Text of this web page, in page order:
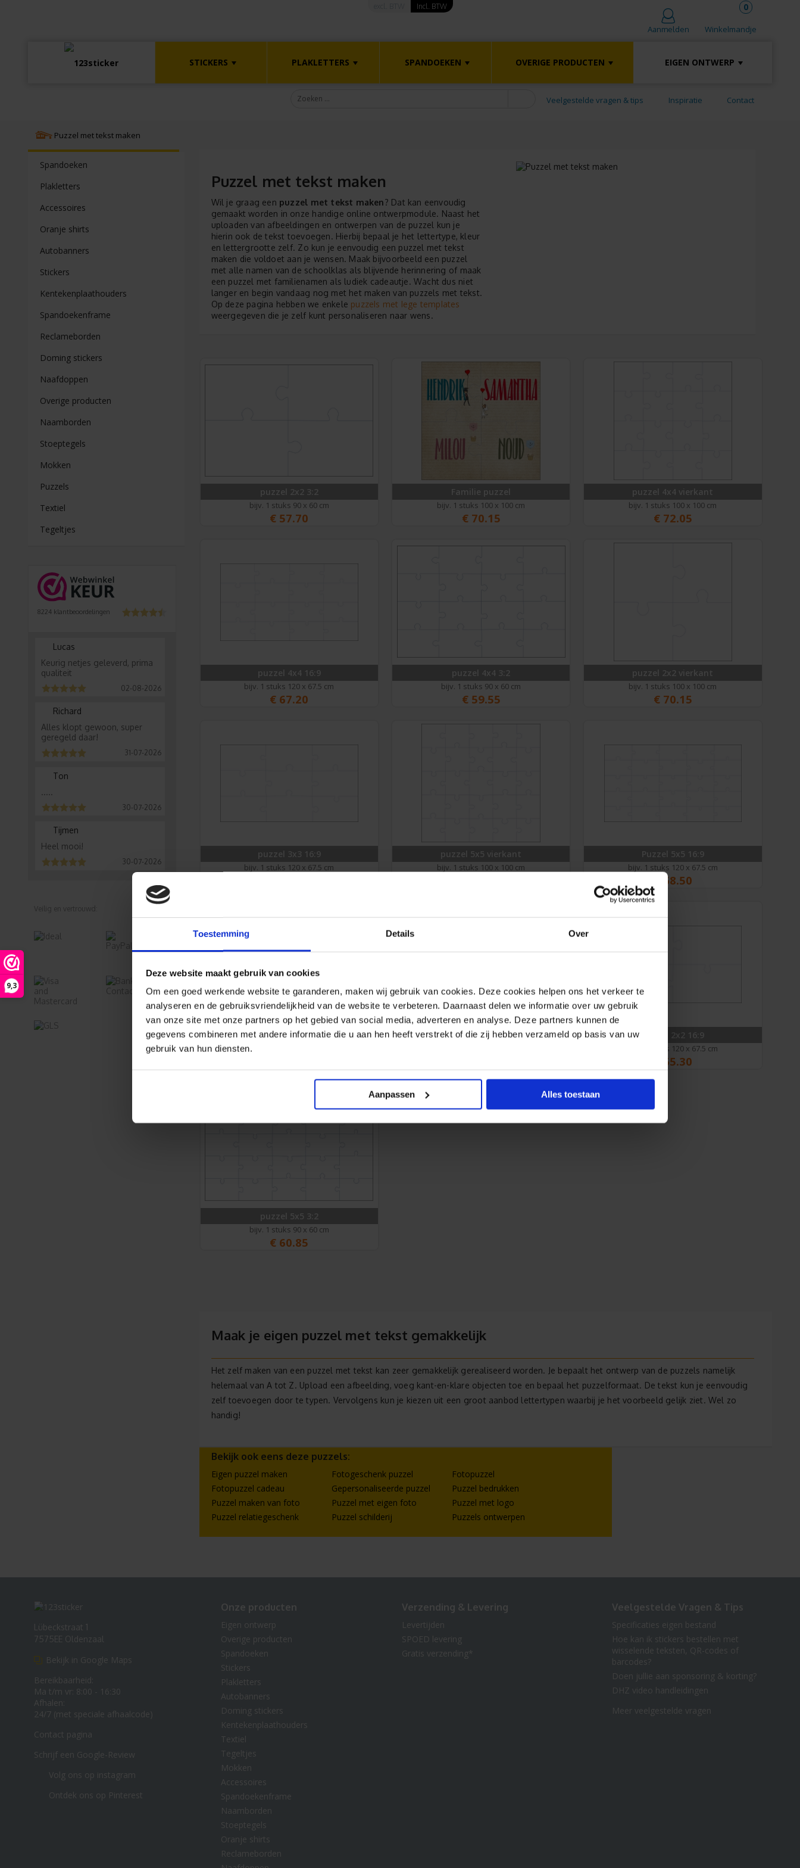
9,3
Toestemming Details Over
Deze website maakt gebruik van cookies
Om een goed werkende website te garanderen, maken wij gebruik van cookies. Deze cookies helpen ons het verkeer te
analyseren en de gebruiksvriendelijkheid van de website te verbeteren. Daarnaast delen we informatie over uw gebruik
van onze site met onze partners op het gebied van social media, adverteren en analyse. Deze partners kunnen de
gegevens combineren met andere informatie die u aan hen heeft verstrekt of die zij hebben verzameld op basis van uw
gebruik van hun diensten.
Aanpassen Alles toestaan
Aanmelden Winkelmandje
0
STICKERS PLAKLETTERS SPANDOEKEN OVERIGE PRODUCTEN EIGEN ONTWERP
Veelgestelde vragen & tips Inspiratie Contact
Incl. BTW
Puzzel met tekst maken
Spandoeken
Plakletters
Accessoires
Oranje shirts
Autobanners
Stickers
Kentekenplaathouders
Spandoekenframe
Reclameborden
Doming stickers
Naafdoppen
Overige producten
Naamborden
Stoeptegels
Mokken
Puzzels
Textiel
Tegeltjes
8224 klantbeoordelingen
Lucas
Keurig netjes geleverd, prima
qualiteit
02-08-2026
Richard
Alles klopt gewoon, super
geregeld daar!
31-07-2026
Ton
.....
30-07-2026
Tijmen
Heel mooi!
30-07-2026
Veilig en vertrouwd:
Puzzel met tekst maken
Wil je graag een puzzel met tekst maken? Dat kan eenvoudig
gemaakt worden in onze handige online ontwerpmodule. Naast het
uploaden van afbeeldingen en ontwerpen van de puzzel kun je
hierin ook de tekst toevoegen. Hierbij bepaal je het lettertype, kleur
en lettergrootte zelf. Zo kun je eenvoudig een puzzel met tekst
maken die voldoet aan je wensen. Maak bijvoorbeeld een puzzel
met alle namen van de schoolklas als blijvende herinnering of maak
een puzzel met familienamen als ludiek cadeautje. Wacht dus niet
langer en begin vandaag nog met het maken van puzzels met tekst.
Op deze pagina hebben we enkele puzzels met lege templates
weergegeven die je zelf kunt personaliseren naar wens.
puzzel 2x2 3:2
bijv. 1 stuks 90 x 60 cm
€ 57.70
Familie puzzel
bijv. 1 stuks 100 x 100 cm
€ 70.15
puzzel 4x4 vierkant
bijv. 1 stuks 100 x 100 cm
€ 72.05
puzzel 4x4 16:9
bijv. 1 stuks 120 x 67.5 cm
€ 67.20
puzzel 4x4 3:2
bijv. 1 stuks 90 x 60 cm
€ 59.55
puzzel 2x2 vierkant
bijv. 1 stuks 100 x 100 cm
€ 70.15
puzzel 3x3 16:9
bijv. 1 stuks 120 x 67.5 cm
puzzel 5x5 vierkant
bijv. 1 stuks 100 x 100 cm
Puzzel 5x5 16:9
bijv. 1 stuks 120 x 67.5 cm
68.50
puzzel 3x3 3:2
bijv. 1 stuks 90 x 60 cm
puzzel 3x3 vierkant puzzel 2x2 16:9
bijv. 1 stuks 120 x 67.5 cm
65.30
puzzel 5x5 3:2
bijv. 1 stuks 90 x 60 cm
€ 60.85
Maak je eigen puzzel met tekst gemakkelijk
Het zelf maken van een puzzel met tekst kan zeer gemakkelijk gerealiseerd worden. Je bepaalt het ontwerp van de puzzels namelijk
helemaal van A tot Z. Upload een afbeelding, voeg kant-en-klare objecten toe en bepaal het puzzelformaat. De tekst kun je eenvoudig
zelf toevoegen door te typen. Vervolgens kun je kiezen uit een groot aanbod lettertypen waarbij je het voorbeeld gelijk ziet. Wel zo
handig!
Bekijk ook eens deze puzzels:
Eigen puzzel maken Fotogeschenk puzzel
Fotopuzzel
Fotopuzzel cadeau
Gepersonaliseerde puzzel
Puzzel bedrukken
Puzzel maken van foto
Puzzel met eigen foto
Puzzel met logo
Puzzel relatiegeschenk
Puzzel schilderij Puzzels ontwerpen
Lübeckstraat 1
7575EE Oldenzaal
Bekijk in Google Maps
Bereikbaarheid:
Ma t/m vr: 8:00 - 16:30
Afhalen:
24/7 (met speciale afhaalcode)
Contact pagina
Schrijf een Google-Review
Volg ons op instagram
Ontdek ons op Pinterest
Onze producten
Eigen ontwerp
Overige producten
Spandoeken
Stickers
Plakletters
Autobanners
Doming stickers
Kentekenplaathouders
Textiel
Tegeltjes
Mokken
Accessoires
Spandoekenframe
Naamborden
Stoeptegels
Oranje shirts
Reclameborden
Verzending & Levering
Levertijden
SPOED levering
Gratis verzending*
Veelgestelde Vragen & Tips
Specificaties eigen bestand
Hoe kan ik stickers bestellen met
wisselende teksten, QR-codes of
barcodes?
Doen jullie aan sponsoring & korting?
DHZ video handleidingen
Meer veelgestelde vragen